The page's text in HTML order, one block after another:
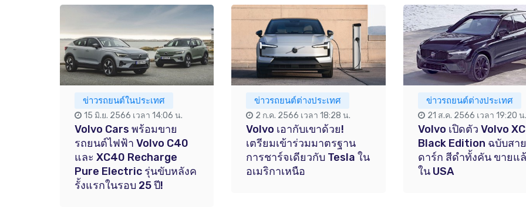
ข่าวรถยนต์ในประเทศ
15 มิ.ย. 2566 เวลา 14:06 น.
Volvo Cars พร้อมขาย
รถยนต์ไฟฟ้า Volvo C40
และ XC40 Recharge
Pure Electric รุ่นขับหลังค
รั้งแรกในรอบ 25 ปี!
ข่าวรถยนต์ต่างประเทศ
2 ก.ค. 2566 เวลา 18:28 น.
Volvo เอากับเขาด้วย!
เตรียมเข้าร่วมมาตรฐาน
การชาร์จเดียวกับ Tesla ใน
อเมริกาเหนือ
ข่าวรถยนต์ต่างประเทศ
21 ส.ค. 2566 เวลา 19:20 น.
Volvo เปิดตัว Volvo
Black Edition ฉบับสาย
ดาร์ก สีดำทั้งคัน ขายแ
ใน USA